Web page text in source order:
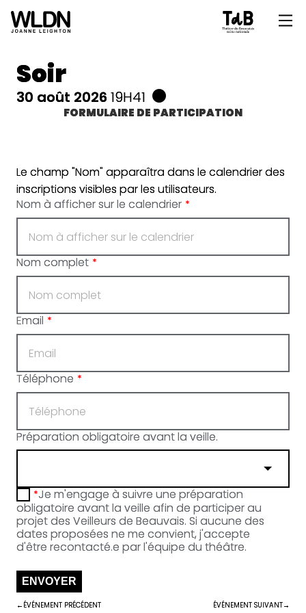
Soir
30 août 2026 19H41
FORMULAIRE DE PARTICIPATION
Le champ "Nom" apparaîtra dans le calendrier des
inscriptions visibles par les utilisateurs.
Nom à afficher sur le calendrier *
Nom complet *
Email *
Téléphone *
Préparation obligatoire avant la veille.
*Je m'engage à suivre une préparation
obligatoire avant la veille afin de participer au
projet des Veilleurs de Beauvais. Si aucune des
dates proposées ne me convient, j'accepte
d'être recontacté.e par l'équipe du théâtre.
ENVOYER
ÉVÉNEMENT PRÉCÉDENT ÉVÉNEMENT SUIVANT